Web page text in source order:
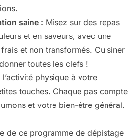
saine : Misez sur des repas
et en saveurs, avec une
et non transformés. Cuisiner
toutes les clefs !
l’activité physique à votre
touches. Chaque pas compte
et votre bien-être général.
de ce programme de dépistage